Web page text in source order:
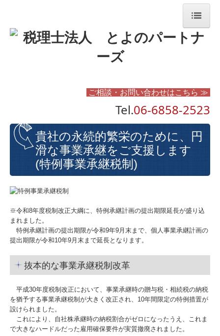
トップページ
よくある質問
当事務所のサービス
経営者の方へ
採用情報
職員インタビュー
経営者お役立ち情報
社長メニューASP版
TKCシステムQ&A
社会福祉法人の皆様へ
ご相談・お問い合わせはこちら ≫
Tel.06-6858-2523
貴社の永続的繁栄のために、円
滑な事業承継をご支援します
(特例事業承継税制)
※令和8年度税制改正大綱に、特例承継計画の提出期限延長が盛り込
まれました。
特例承継計画の提出期限が令和9年9月末まで、個人事業承継計画の
提出期限が令和10年9月末まで延長となります。
抜本的な事業承継税制改革
平成30年度税制改正において、事業承継時の贈与税・相続税の納税
を猶予する事業承継税制が大きく改正され、10年間限定の特例措置が
設けられました。
これにより、自社株承継時の納税割合がゼロになったうえ、これま
で大きなハードルだった雇用確保要件が実質撤廃されました。